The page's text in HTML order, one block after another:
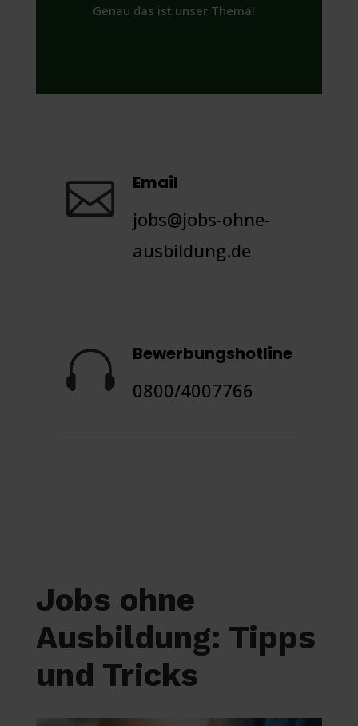
Genau das ist unser Thema!
 Email
jobs@jobs-ohne-
ausbildung.de
 Bewerbungshotline
0800/4007766
Jobs ohne
Ausbildung: Tipps
und Tricks